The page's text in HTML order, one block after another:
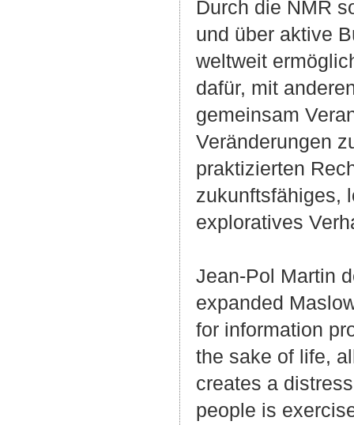
Durch die NMR
und über aktive
weltweit
dafür, mit
gemeinsam
Veränderungen
praktizierten
zukunftsfähiges,
exploratives
Jean-Pol Martin
expanded
for information
the sake of life,
creates a
people is